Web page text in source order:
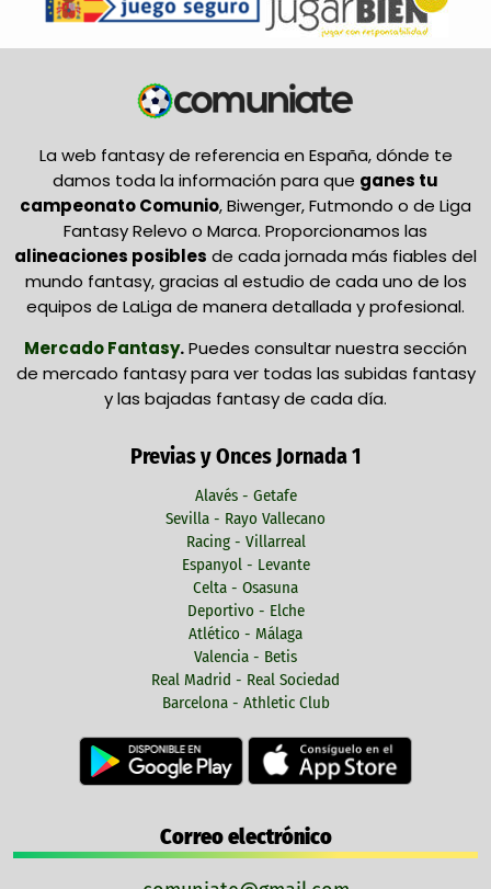
La web fantasy de referencia en España, dónde te
damos toda la información para que ganes tu
campeonato Comunio, Biwenger, Futmondo o de Liga
Fantasy Relevo o Marca. Proporcionamos las
alineaciones posibles de cada jornada más fiables del
mundo fantasy, gracias al estudio de cada uno de los
equipos de LaLiga de manera detallada y profesional.
Mercado Fantasy.Puedes consultar nuestra sección
de mercado fantasy para ver todas las subidas fantasy
y las bajadas fantasy de cada día.
Previas y Onces Jornada 1
Alavés - Getafe
Sevilla - Rayo Vallecano
Racing - Villarreal
Espanyol - Levante
Celta - Osasuna
Deportivo - Elche
Atlético - Málaga
Valencia - Betis
Real Madrid - Real Sociedad
Barcelona - Athletic Club
Correo electrónico